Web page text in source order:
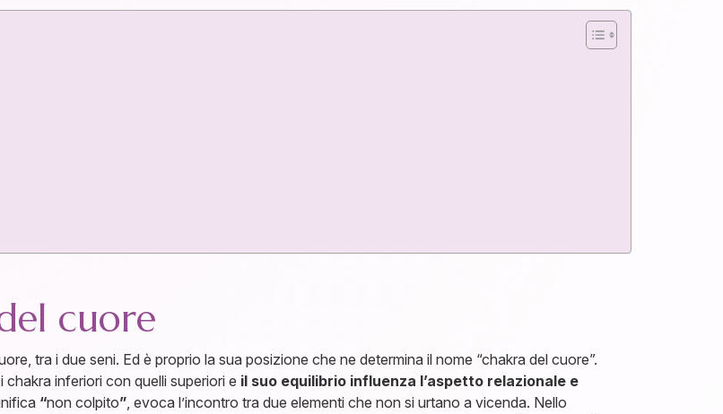
cuore
tra i due seni. Ed è proprio la sua posizione che ne determina il nome “chakra del cuore”.
inferiori con quelli superiori e il suo equilibrio influenza l’aspetto relazionale e
“non colpito”, evoca l’incontro tra due elementi che non si urtano a vicenda. Nello